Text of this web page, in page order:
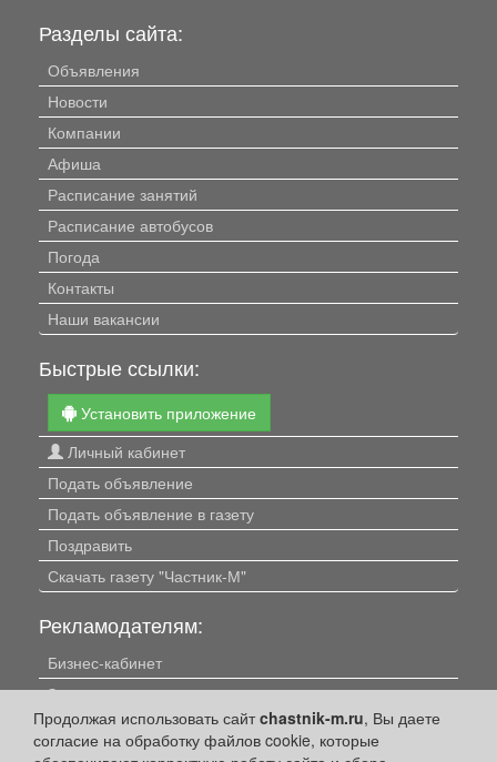
Продолжая использовать сайтchastnik-m.ru, Вы даете
согласие на обработку файлов cookie, которые
Разделы сайта:
Объявления
Новости
Компании
Афиша
Расписание занятий
Расписание автобусов
Погода
Контакты
Наши вакансии
Быстрые ссылки:
Установить приложение
Личный кабинет
Подать объявление
Подать объявление в газету
Поздравить
Скачать газету "Частник-М"
Рекламодателям:
Бизнес-кабинет
Заказать рекламу
Оплата услуг: